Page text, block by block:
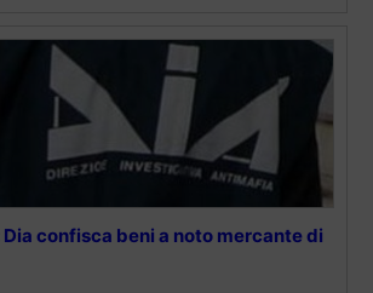
confisca beni a noto mercante di